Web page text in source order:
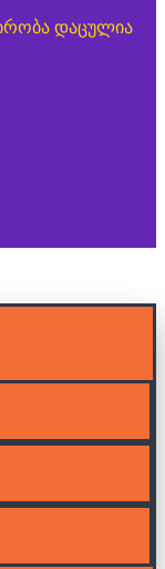
დაცულია